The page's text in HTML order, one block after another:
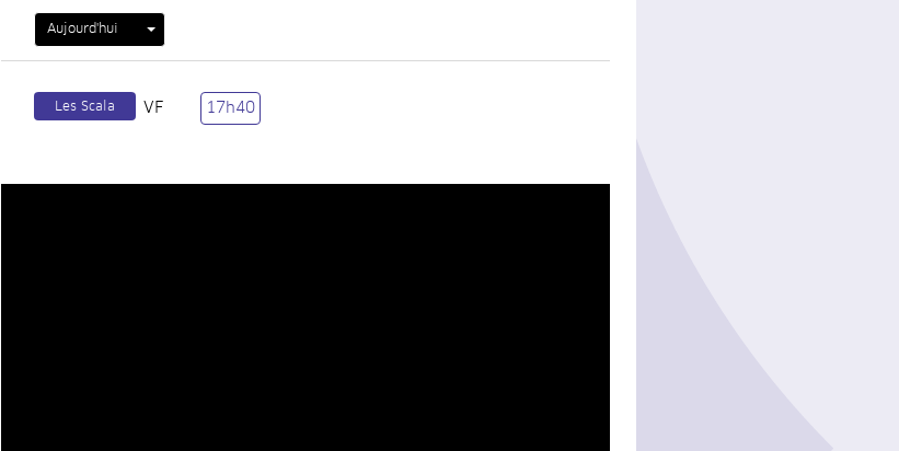
Aujourd'hui
Les Scala VF 17h40